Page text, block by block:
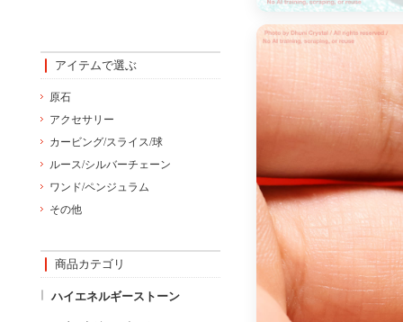
アイテムで選ぶ
原石
アクセサリー
カービング/スライス/球
ルース/シルバーチェーン
ワンド/ペンジュラム
その他
商品カテゴリ
ハイエネルギーストーン